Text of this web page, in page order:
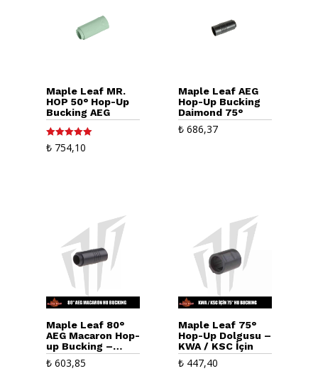
Maple Leaf MR.
HOP 50° Hop-Up
Bucking AEG
5 üzerinden
5.00
₺754,10
Maple Leaf AEG
Hop-Up Bucking
Daimond 75°
₺ 686,37
Maple Leaf 80°
AEG Macaron Hop-
up Bucking –
Siyah
₺603,85
Maple Leaf 75°
Hop-Up Dolgusu –
KWA / KSC İçin
₺ 447,40